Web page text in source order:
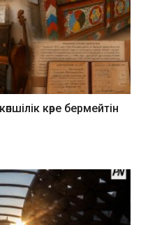
көре бермейтін